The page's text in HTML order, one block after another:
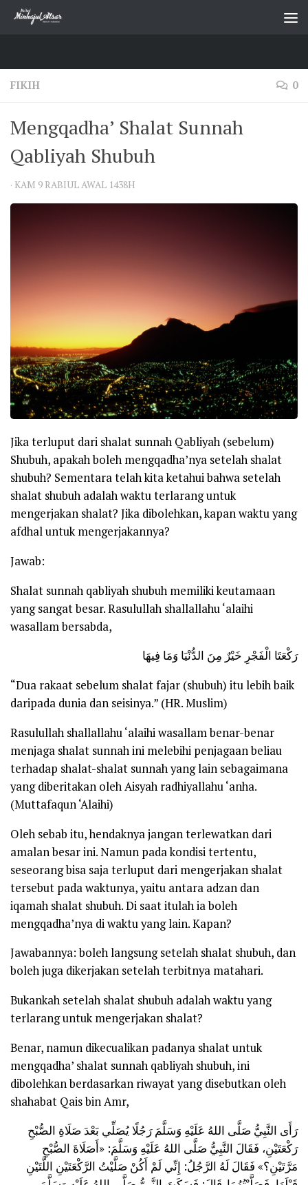
Skip to content
FIKIH 0
Mengqadha’ Shalat Sunnah
Qabliyah Shubuh
· KAM 9 RABIUL AWAL 1438H
Jika terluput dari shalat sunnah Qabliyah (sebelum)
Shubuh, apakah boleh mengqadha’nya setelah shalat
shubuh? Sementara telah kita ketahui bahwa setelah
shalat shubuh adalah waktu terlarang untuk
mengerjakan shalat? Jika dibolehkan, kapan waktu yang
afdhal untuk mengerjakannya?
Jawab:
Shalat sunnah qabliyah shubuh memiliki keutamaan
yang sangat besar. Rasulullah shallallahu ‘alaihi
wasallambersabda,
رَكْعَتَا الْفَجْرِ خَيْرٌ مِنَ الدُّنْيَا وَمَا فِيهَا
“Dua rakaat sebelum shalat fajar (shubuh) itu lebih baik
daripada dunia dan seisinya.” (HR. Muslim)
Rasulullah shallallahu ‘alaihi wasallambenar-benar
menjaga shalat sunnah ini melebihi penjagaan beliau
terhadap shalat-shalat sunnah yang lain sebagaimana
yang diberitakan oleh Aisyah radhiyallahu ‘anha.
(Muttafaqun ‘Alaihi)
Oleh sebab itu, hendaknya jangan terlewatkan dari
amalan besar ini. Namun pada kondisi tertentu,
seseorang bisa saja terluput dari mengerjakan shalat
tersebut pada waktunya, yaitu antara adzan dan
iqamah shalat shubuh. Di saat itulah ia boleh
mengqadha’nya di waktu yang lain. Kapan?
Jawabannya: boleh langsung setelah shalat shubuh, dan
boleh juga dikerjakan setelah terbitnya matahari.
Bukankah setelah shalat shubuh adalah waktu yang
terlarang untuk mengerjakan shalat?
Benar, namun dikecualikan padanya shalat untuk
mengqadha’ shalat sunnah qabliyah shubuh, ini
dibolehkan berdasarkan riwayat yang disebutkan oleh
shahabat Qais bin Amr,
رَأَى النَّبِيُّ صَلَّى اللهُ عَلَيْهِ وَسَلَّمَ رَجُلًا يُصَلِّي بَعْدَ صَلَاةِ الصُّبْحِ
رَكْعَتَيْنِ، فَقَالَ النَّبِيُّ صَلَّى اللهُ عَلَيْهِ وَسَلَّمَ: «أَصَلَاةَ الصُّبْحِ
مَرَّتَيْنِ؟» فَقَالَ لَهُ الرَّجُلُ: إِنِّي لَمْ أَكُنْ صَلَّيْتُ الرَّكْعَتَيْنِ اللَّتَيْنِ